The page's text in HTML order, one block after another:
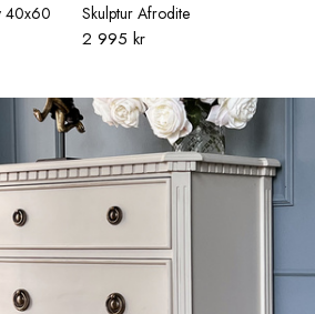
40x60
Skulptur Afrodite
2 995 kr